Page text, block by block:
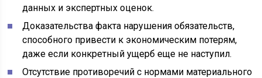
данных и экспертных оценок.
Доказательства факта нарушения обязательств,
способного привести к экономическим потерям,
даже если конкретный ущерб еще не наступил.
Отсутствие противоречий с нормами материального